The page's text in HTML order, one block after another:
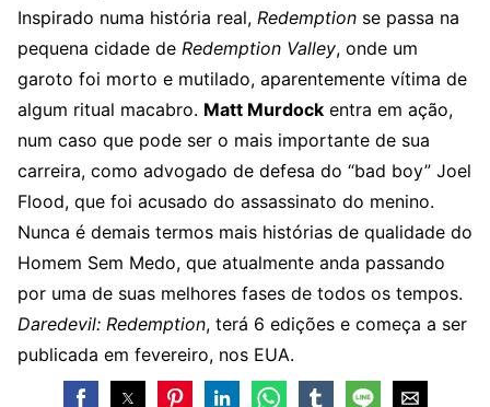
Inspirado numa história real, Redemption se passa na
pequena cidade de Redemption Valley, onde um
garoto foi morto e mutilado, aparentemente vítima de
algum ritual macabro. Matt Murdock entra em ação,
num caso que pode ser o mais importante de sua
carreira, como advogado de defesa do “bad boy” Joel
Flood, que foi acusado do assassinato do menino.
Nunca é demais termos mais histórias de qualidade do
Homem Sem Medo, que atualmente anda passando
por uma de suas melhores fases de todos os tempos.
Daredevil: Redemption, terá 6 edições e começa a ser
publicada em fevereiro, nos EUA.